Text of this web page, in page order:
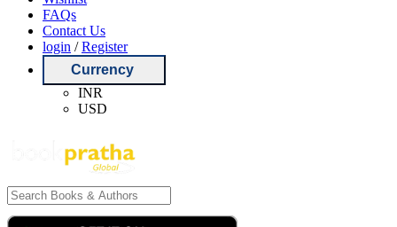
FAQs
Contact Us
login /Register
Currency
INR
USD